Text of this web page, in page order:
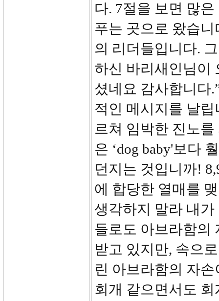
다. 7절을 보면 많
푸는 곳으로 왔습
의 리더들입니다.
하신 바리새인님이
셨네요 감사합니다
적인 메시지를 날
르쳐 임박한 진노를
은 ‘dog baby'보다
던지는 것입니까!
에 합당한 열매를
생각하지 말라 내
들로도 아브라함의
받고 있지만, 속으
린 아브라함의 자
회개 같으면서도